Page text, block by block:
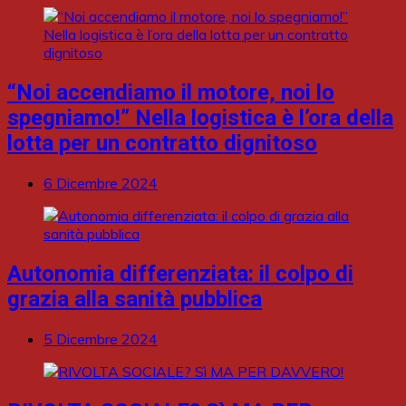
“Noi accendiamo il motore, noi lo
spegniamo!” Nella logistica è l’ora della
lotta per un contratto dignitoso
6 Dicembre 2024
Autonomia differenziata: il colpo di
grazia alla sanità pubblica
5 Dicembre 2024